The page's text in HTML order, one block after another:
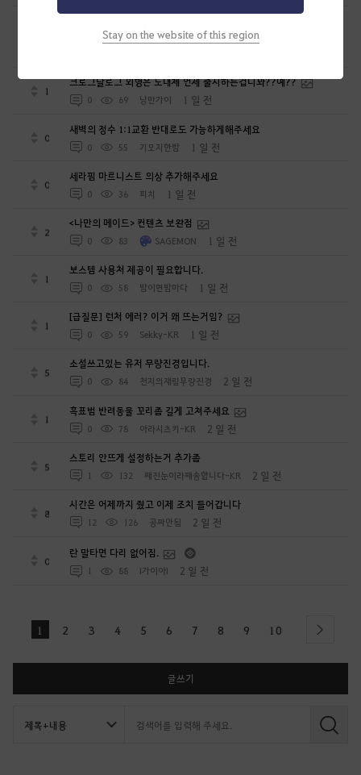
Stay on the website of this region
전승 각성 선택 할 수 없어요.
1
크로그달로그 외형은 도대체 언제 출시하는겁니꽈??예??
0 69 낭만가이 1 일 전
0
새벽의 정수 1:1교환 반대로도 가능하게해주세요
0 55 기모지한밤 1 일 전
0
세라핌 마르니스트 의상 추가해주세요
0 36 피치 1 일 전
2
<나만의 메이드> 컨텐츠 보완점
0 83 SAGEMON 1 일 전
1
보스템 사용처 제공이 필요합니다.
0 58 밤이면밤마다 1 일 전
1
[급질문] 런처 에러? 이거 왜 뜨는거임?
0 59 Sekky-KR 1 일 전
5
소설쓰고있는 유저 무량진경입니다.
0 84 천지의재림무량진경 2 일 전
1
흑표범 반려동물 꼬리좀 길게 고쳐주세요
0 78 아라시츠키-KR 2 일 전
5
스토리 안뜨게 설정하는거 추가좀
1 132 째진눈이라째송합니다-KR 2 일 전
8
시간은 어제까지 줬고 이제 조치 들어갑니다
12 126 공짜안됨 2 일 전
0
란 말타면 다리 없어짐.
1 88 I가이아I 2 일 전
1 2 3 4 5 6 7 8 9 10 next
글쓰기
검